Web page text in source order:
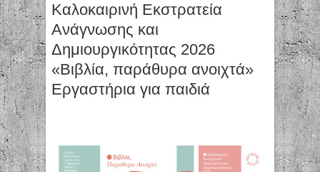
Καλοκαιρινή Εκστρατεία
Ανάγνωσης και
Δημιουργικότητας 2026
«Βιβλία, παράθυρα ανοιχτά»
Εργαστήρια για παιδιά